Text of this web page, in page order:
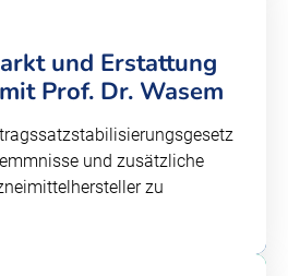
und Erstattung
Prof. Dr. Wasem
und zusätzliche
zu